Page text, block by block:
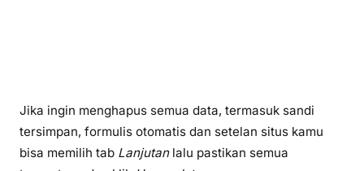
Jika ingin menghapus semua data, termasuk sandi
tersimpan, formulis otomatis dan setelan situs kamu
bisa memilih tab Lanjutanlalu pastikan semua